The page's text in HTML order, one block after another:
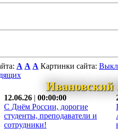
A A A Картинки сайта: Выкл
12.06.26 | 00:00:00
С Днём России, дорогие
студенты, преподаватели и
сотрудники!